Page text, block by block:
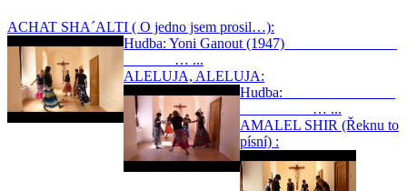
ACHAT SHA´ALTI ( O jedno jsem prosil…):
Hudba: Yoni Ganout (1947)
… ...
ALELUJA, ALELUJA:
Hudba:
… ...
AMALEL SHIR (Řeknu to
písní) :